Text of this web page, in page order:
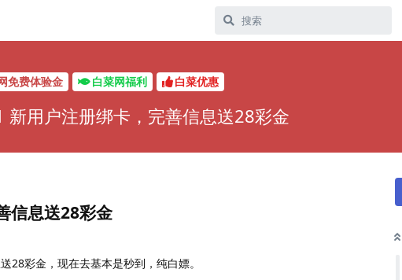
免费体验金 白菜网福利 白菜优惠
新用户注册绑卡，完善信息送28彩金
信息送28彩金
28彩金，现在去基本是秒到，纯白嫖。